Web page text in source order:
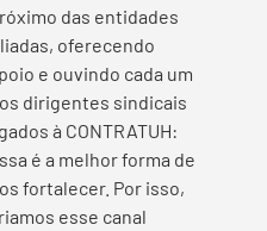
das entidades
oferecendo
e ouvindo cada um
dirigentes sindicais
à CONTRATUH:
é a melhor forma de
fortalecer. Por isso,
esse canal